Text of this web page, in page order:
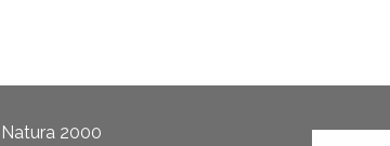
Natura 2000